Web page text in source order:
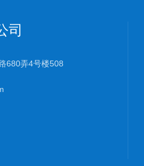
司
680弄4号楼508